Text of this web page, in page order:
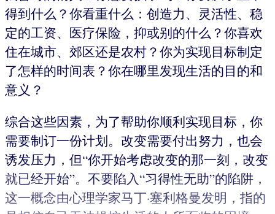
得到什么？你看重什么：创造力、灵活性、稳
定的工资、医疗保险，抑或别的什么？你喜欢
住在城市、郊区还是农村？你为实现目标制定
了怎样的时间表？你在哪里发现生活的目的和
意义？
综合这些因素，为了帮助你顺利实现目标，你
需要制订一份计划。改变需要付出努力，也会
诱发压力，但“你开始考虑改变的那一刻，改变
就已经开始”。不要陷入“习得性无助”的陷阱，
这一概念由心理学家马丁·塞利格曼发明，指的